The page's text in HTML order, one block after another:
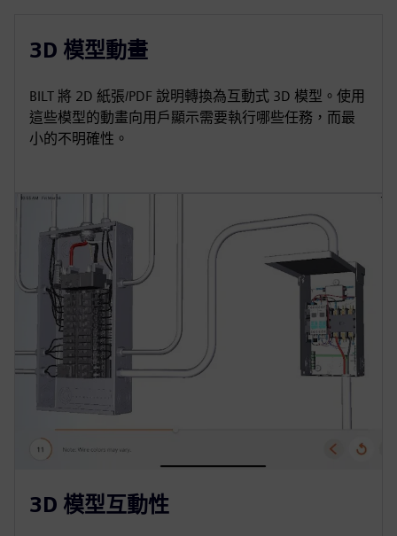
3D 模型動畫
BILT 將 2D 紙張/PDF 說明轉換為互動式 3D 模型。使用
這些模型的動畫向用戶顯示需要執行哪些任務，而最
小的不明確性。
3D 模型互動性